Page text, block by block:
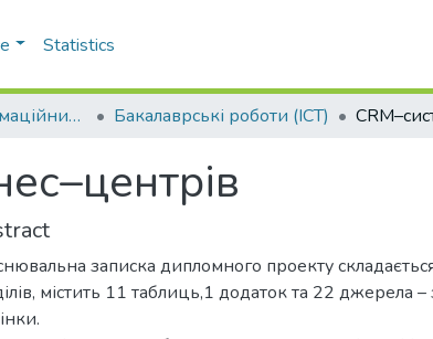
Statistics
Кафедра інформаційних систем та технологій (ІСТ) Бакалаврські роботи (ІСТ)
записка дипломного проекту
містить 11 таблиць,1 додаток та 22 джерела